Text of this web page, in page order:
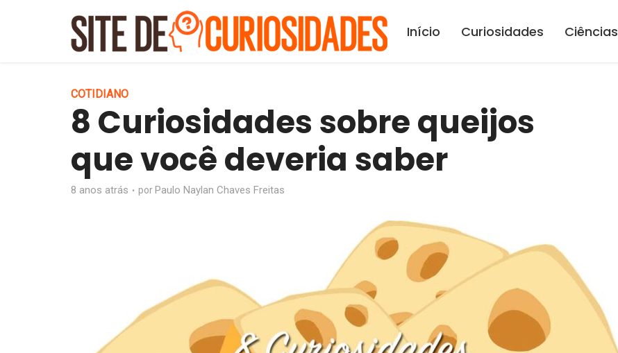
Início Curiosidades Ciências
COTIDIANO
8 Curiosidades sobre queijos
que você deveria saber
8 anos atrás porPaulo Naylan Chaves Freitas